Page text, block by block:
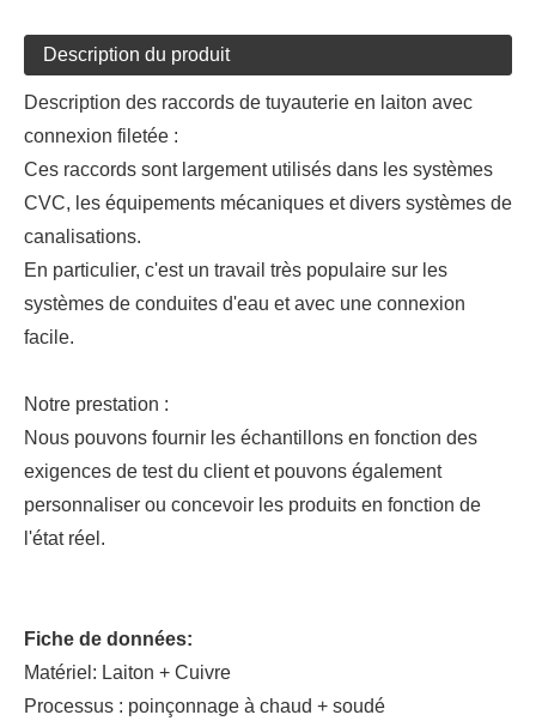
Description du produit
Description des raccords de tuyauterie en laiton avec
connexion filetée :
Ces raccords sont largement utilisés dans les systèmes
CVC, les équipements mécaniques et divers systèmes de
canalisations.
En particulier, c'est un travail très populaire sur les
systèmes de conduites d'eau et avec une connexion
facile.
Notre prestation :
Nous pouvons fournir les échantillons en fonction des
exigences de test du client et pouvons également
personnaliser ou concevoir les produits en fonction de
l'état réel.
Fiche de données:
Matériel: Laiton + Cuivre
Processus : poinçonnage à chaud + soudé